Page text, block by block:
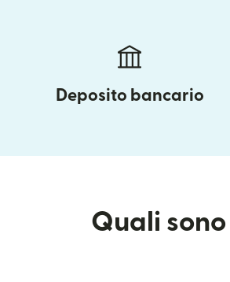
Deposito bancario
Quali